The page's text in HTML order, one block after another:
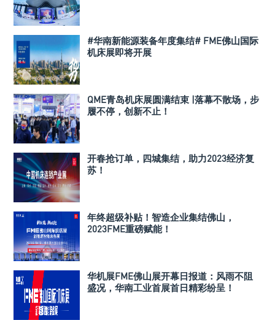
#华南新能源装备年度集结# FME佛山国际
机床展即将开展
QME青岛机床展圆满结束 |落幕不散场，步
履不停，创新不止！
开春抢订单，四城集结，助力2023经济复
苏！
年终超级补贴！智造企业集结佛山，
2023FME重磅赋能！
华机展FME佛山展开幕日报道：风雨不阻
盛况，华南工业首展首日精彩纷呈！